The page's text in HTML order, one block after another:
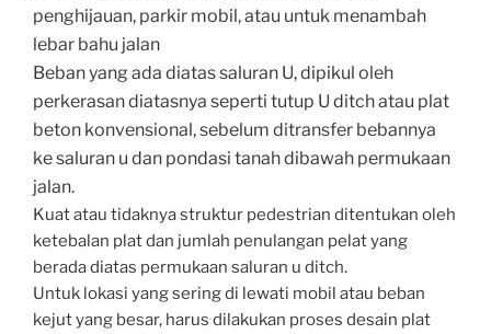
penghijauan, parkir mobil, atau untuk menambah
lebar bahu jalan
Beban yang ada diatas saluran U, dipikul oleh
perkerasan diatasnya seperti tutup U ditch atau plat
beton konvensional, sebelum ditransfer bebannya
ke saluran u dan pondasi tanah dibawah permukaan
jalan.
Kuat atau tidaknya struktur pedestrian ditentukan oleh
ketebalan plat dan jumlah penulangan pelat yang
berada diatas permukaan saluran u ditch.
Untuk lokasi yang sering di lewati mobil atau beban
kejut yang besar, harus dilakukan proses desain plat